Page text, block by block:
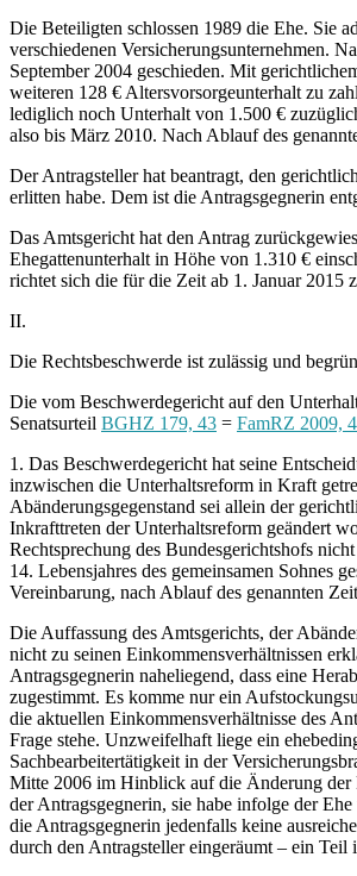
Die Beteiligten schlossen 1989 die Ehe. Sie
verschiedenen Versicherungsunternehmen.
September 2004 geschieden. Mit
weiteren 128 € Altersvorsorgeunterhalt zu
lediglich noch Unterhalt von 1.500 €
also bis März 2010. Nach Ablauf des
Der Antragsteller hat beantragt, den
erlitten habe. Dem ist die Antragsgegnerin
Das Amtsgericht hat den Antrag
Ehegattenunterhalt in Höhe von 1.310 €
richtet sich die für die Zeit ab 1. Januar 2015
II.
Die Rechtsbeschwerde ist zulässig und
Die vom Beschwerdegericht auf den
Senatsurteil BGHZ 179, 43 = FamRZ 2009,
1. Das Beschwerdegericht hat seine
inzwischen die Unterhaltsreform in Kraft
Abänderungsgegenstand sei allein der
Inkrafttreten der Unterhaltsreform geändert
Rechtsprechung des Bundesgerichtshofs
14. Lebensjahres des gemeinsamen Sohnes
Vereinbarung, nach Ablauf des genannten
Die Auffassung des Amtsgerichts, der
nicht zu seinen Einkommensverhältnissen
Antragsgegnerin naheliegend, dass eine
zugestimmt. Es komme nur ein
die aktuellen Einkommensverhältnisse des
Frage stehe. Unzweifelhaft liege ein
Sachbearbeitertätigkeit in der
Mitte 2006 im Hinblick auf die Änderung der
der Antragsgegnerin, sie habe infolge der
die Antragsgegnerin jedenfalls keine
durch den Antragsteller eingeräumt – ein